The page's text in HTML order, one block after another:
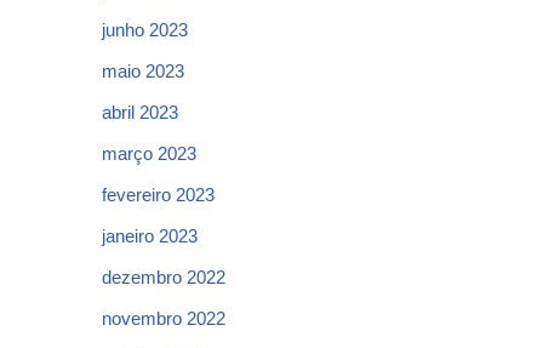
junho 2023
maio 2023
abril 2023
março 2023
fevereiro 2023
janeiro 2023
dezembro 2022
novembro 2022